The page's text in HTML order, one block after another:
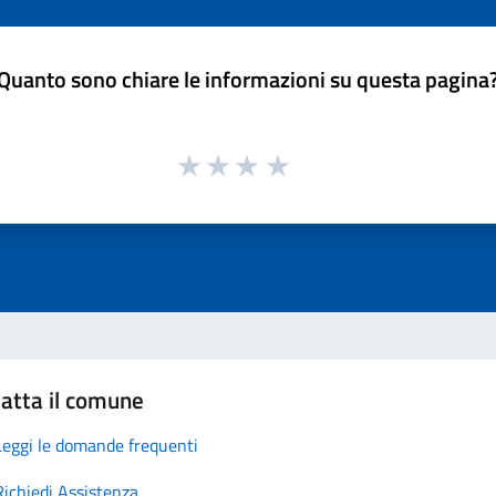
sono chiare le informazioni su questa
il comune
le domande frequenti